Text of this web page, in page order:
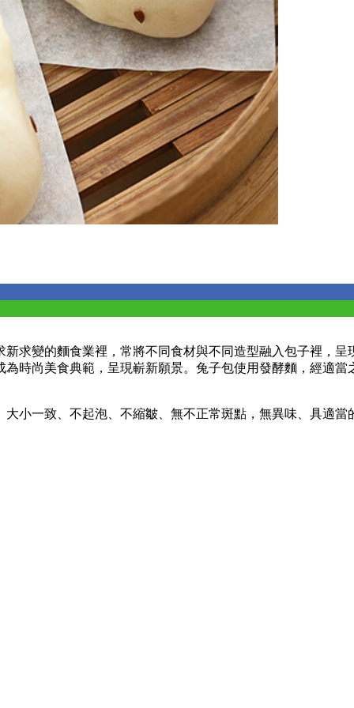
求變的麵食業裡，常將不同食材與不同造型融入包子裡，
時尚美食典範，呈現嶄新願景。兔子包使用發酵麵，經適
小一致、不起泡、不縮皺、無不正常斑點，無異味、具適